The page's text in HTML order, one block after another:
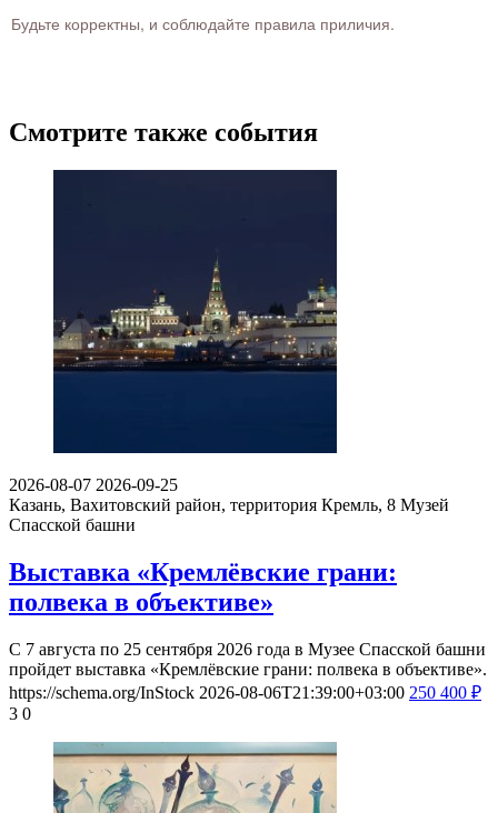
Будьте корректны, и соблюдайте правила приличия.
Смотрите также события
2026-08-07 2026-09-25
Казань, Вахитовский район, территория Кремль, 8 Музей
Спасской башни
Выставка «Кремлёвские грани:
полвека в объективе»
С 7 августа по 25 сентября 2026 года в Музее Спасской башни
пройдет выставка «Кремлёвские грани: полвека в объективе».
https://schema.org/InStock 2026-08-06T21:39:00+03:00 250 400 ₽
3 0